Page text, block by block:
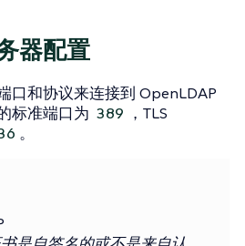
器配置
口和协议来连接到 OpenLDAP
标准端口为 389 ，TLS
。